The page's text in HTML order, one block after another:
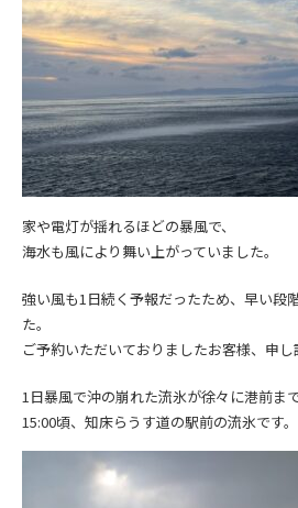
家や電灯が揺れるほどの暴風で、
海水も風により舞い上がっていました。
強い風も1日続く予報だったため、早い段
た。
ご予約いただいておりましたお客様、申し
1日暴風で沖の崩れた流氷が徐々に港前ま
15:00頃、知床らうす道の駅前の流氷です。